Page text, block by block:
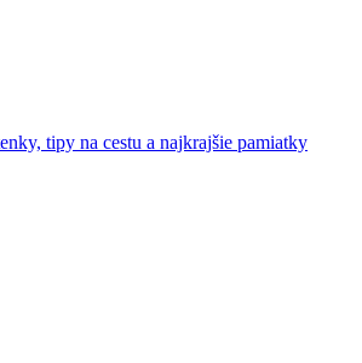
tipy na cestu a najkrajšie pamiatky